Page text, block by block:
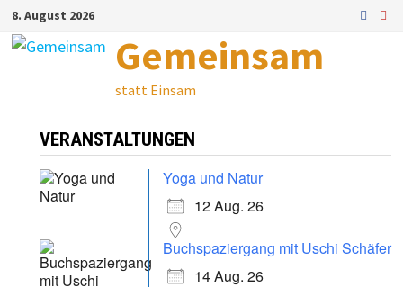
Zum
Inhalt
8. August 2026
Gemeinsam
statt Einsam
VERANSTALTUNGEN
Yoga und Natur
12 Aug. 26
Buchspaziergang mit Uschi Schäfer
14 Aug. 26